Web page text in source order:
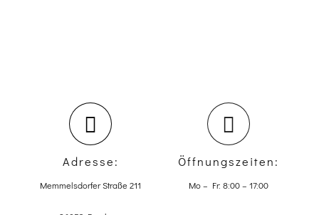
Adresse:
Memmelsdorfer Straße 211
Öffnungszeiten:
Mo – Fr: 8:00 – 17:00